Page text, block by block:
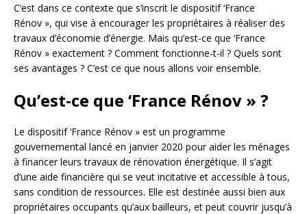
C’est dans ce contexte que s’inscrit le dispositif ‘France
Rénov », qui vise à encourager les propriétaires à réaliser des
travaux d’économie d’énergie. Mais qu’est-ce que ‘France
Rénov » exactement ? Comment fonctionne-t-il ? Quels sont
ses avantages ? C’est ce que nous allons voir ensemble.
Qu’est-ce que ‘France Rénov » ?
Le dispositif ‘France Rénov » est un programme
gouvernemental lancé en janvier 2020 pour aider les ménages
à financer leurs travaux de rénovation énergétique. Il s’agit
d’une aide financière qui se veut incitative et accessible à tous,
sans condition de ressources. Elle est destinée aussi bien aux
propriétaires occupants qu’aux bailleurs, et peut couvrir jusqu’à